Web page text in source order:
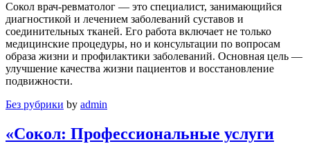
Сокол врач-ревматолог — это специалист, занимающийся
диагностикой и лечением заболеваний суставов и
соединительных тканей. Его работа включает не только
медицинские процедуры, но и консультации по вопросам
образа жизни и профилактики заболеваний. Основная цель —
улучшение качества жизни пациентов и восстановление
подвижности.
Без рубрики by admin
«Сокол: Профессиональные услуги